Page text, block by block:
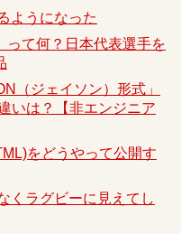
ようになった
って何？日本代表選手を
（ジェイソン）形式」
いは？【非エンジニア
をどうやって公開す
くラグビーに見えてし